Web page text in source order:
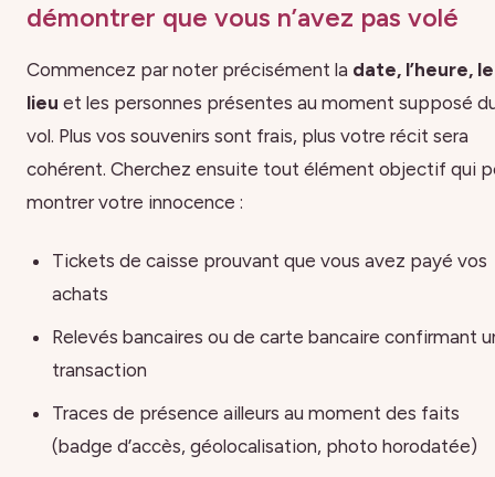
démontrer que vous n’avez pas volé
Commencez par noter précisément la date, l’heure, le
lieu et les personnes présentes au moment supposé
vol. Plus vos souvenirs sont frais, plus votre récit sera
cohérent. Cherchez ensuite tout élément objectif qui
montrer votre innocence :
Tickets de caisse prouvant que vous avez payé vos
achats
Relevés bancaires ou de carte bancaire confirmant
transaction
Traces de présence ailleurs au moment des faits
(badge d’accès, géolocalisation, photo horodatée)